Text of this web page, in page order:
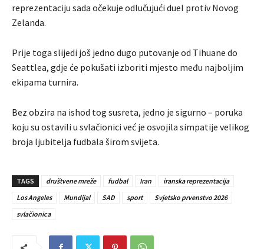
reprezentaciju sada očekuje odlučujući duel protiv Novog
Zelanda.
Prije toga slijedi još jedno dugo putovanje od Tihuane do
Seattlea, gdje će pokušati izboriti mjesto među najboljim
ekipama turnira.
Bez obzira na ishod tog susreta, jedno je sigurno – poruka
koju su ostavili u svlačionici već je osvojila simpatije velikog
broja ljubitelja fudbala širom svijeta.
TAGS društvene mreže fudbal Iran
iranska reprezentacija
Los Angeles
Mundijal SAD sport
Svjetsko prvenstvo 2026
svlačionica